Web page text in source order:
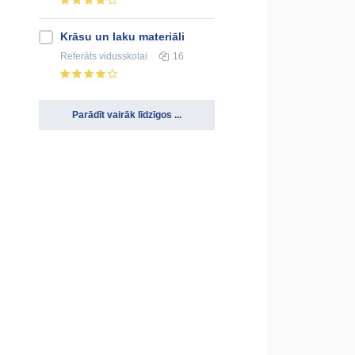
Krāsu un laku materiāli
Referāts vidusskolai 16
Parādīt vairāk līdzīgos ...